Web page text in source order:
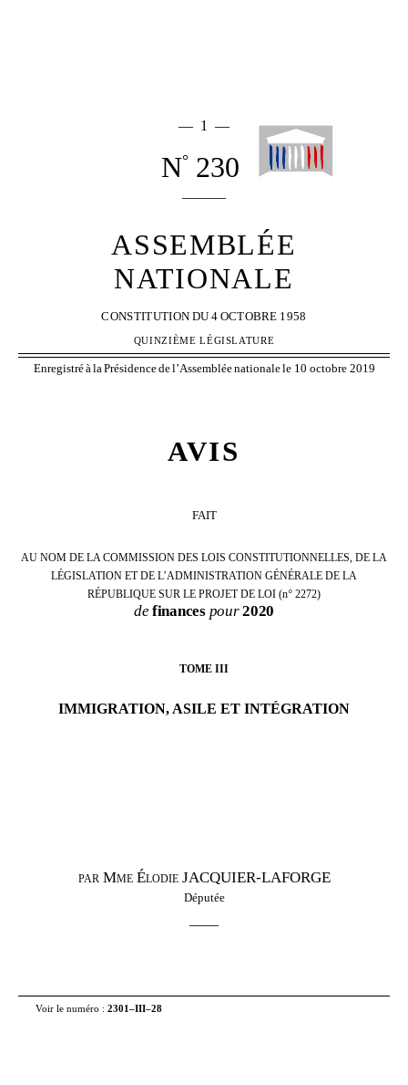
— 1 —
N° 2306
ASSEMBLÉE
NATIONALE
CONSTITUTION DU 4 OCTOBRE 1958
QUINZIÈME LÉGISLATURE
EnregistréàlaPrésidencedel’Assembléenationalele 10 octobre 2019
AVIS
FAIT
AU NOM DE LACOMMISSION DES LOIS CONSTITUTIONNELLES, DE LA
LÉGISLATION ET DE L’ADMINISTRATION GÉNÉRALE DE LA
RÉPUBLIQUE SUR LE PROJET DE LOI (n° 2272)
definances pour2020
TOME III
IMMIGRATION, ASILE ET INTÉGRATION
PAR Mme Élodie JACQUIER-LAFORGE
Députée
——
Voir le numéro : 2301–III–28